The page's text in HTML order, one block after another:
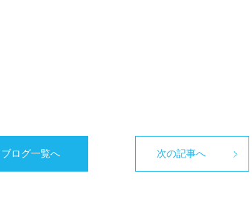
ブログ一覧へ 次の記事へ